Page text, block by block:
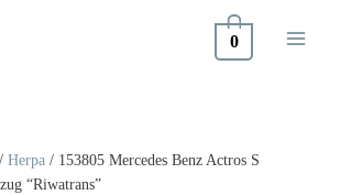
0
/ Herpa / 153805 Mercedes Benz Actros S
“Riwatrans”